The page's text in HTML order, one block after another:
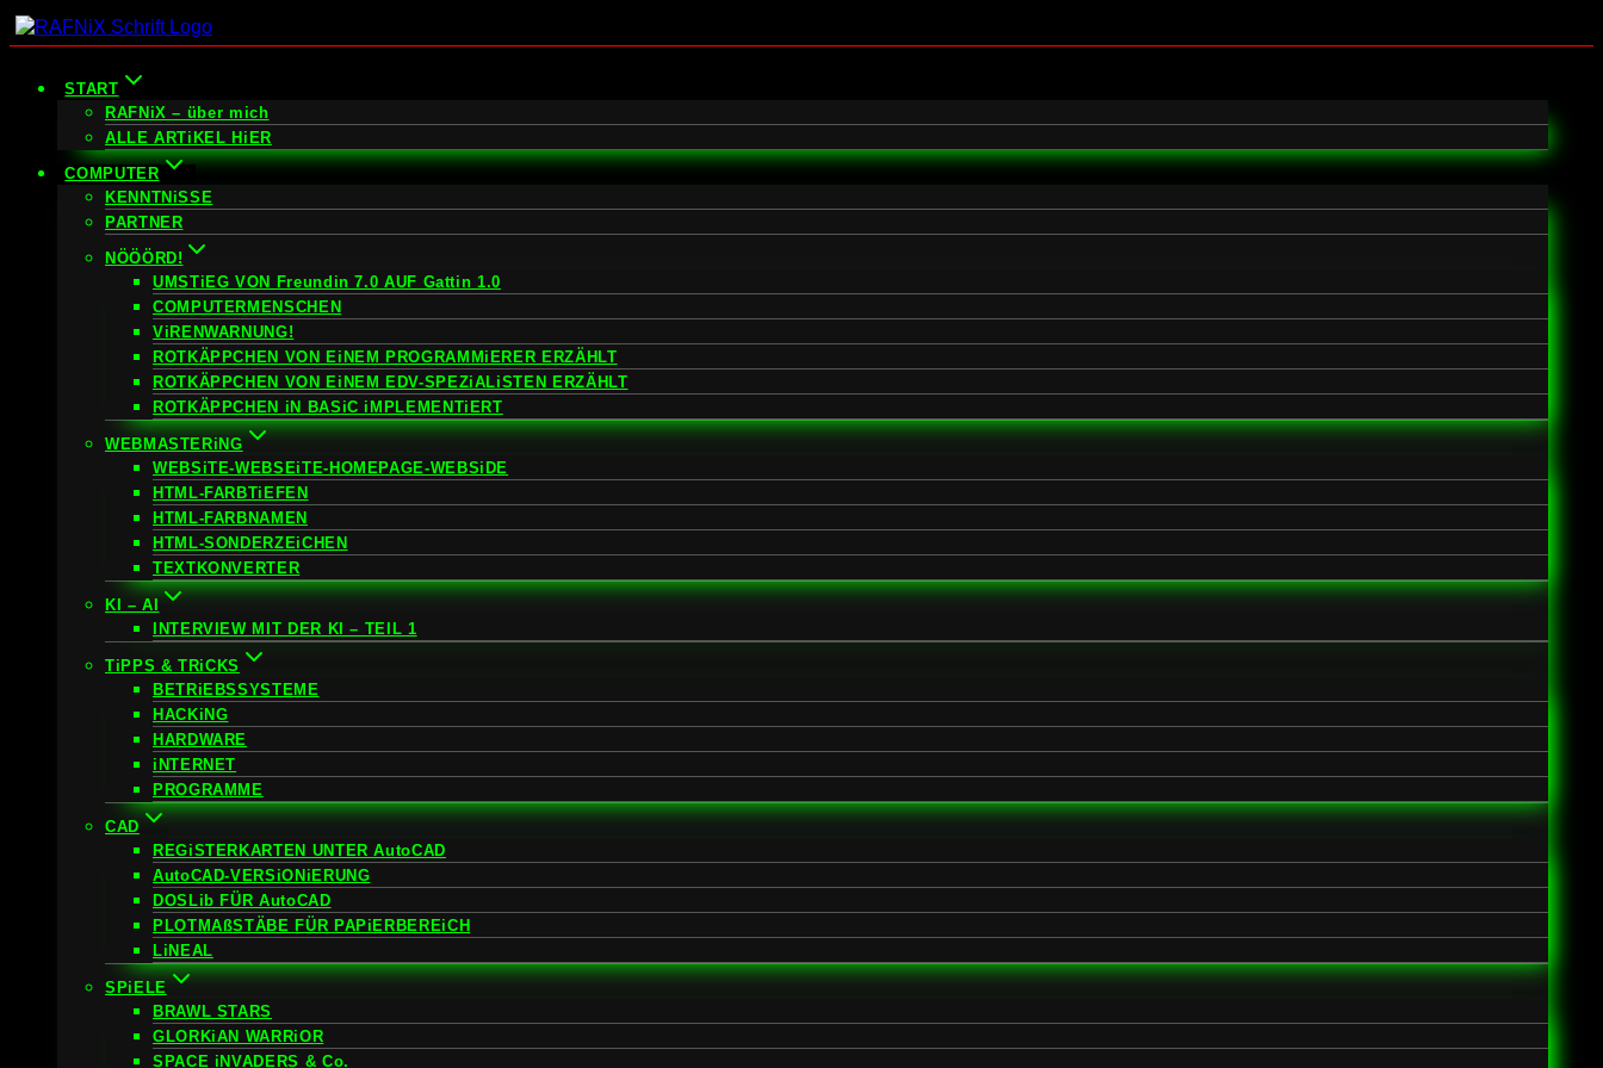
Zum
Inhalt
START
RAFNiX – über mich
ALLE ARTiKEL HiER
COMPUTER
KENNTNiSSE
PARTNER
NÖÖÖRD!
UMSTiEG VON Freundin 7.0 AUF Gattin 1.0
COMPUTERMENSCHEN
ViRENWARNUNG!
ROTKÄPPCHEN VON EiNEM PROGRAMMiERER ERZÄHLT
ROTKÄPPCHEN VON EiNEM EDV-SPEZiALiSTEN ERZÄHLT
ROTKÄPPCHEN iN BASiC iMPLEMENTiERT
WEBMASTERiNG
WEBSiTE-WEBSEiTE-HOMEPAGE-WEBSiDE
HTML-FARBTiEFEN
HTML-FARBNAMEN
HTML-SONDERZEiCHEN
TEXTKONVERTER
KI – AI
INTERVIEW MIT DER KI – TEIL 1
TiPPS & TRiCKS
BETRiEBSSYSTEME
HACKiNG
HARDWARE
iNTERNET
PROGRAMME
CAD
REGiSTERKARTEN UNTER AutoCAD
AutoCAD-VERSiONiERUNG
DOSLib FÜR AutoCAD
PLOTMAßSTÄBE FÜR PAPiERBEREiCH
LiNEAL
SPiELE
BRAWL STARS
GLORKiAN WARRiOR
SPACE iNVADERS & Co.